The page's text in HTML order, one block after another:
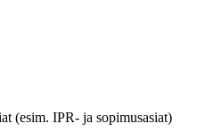
(esim. IPR- ja sopimusasiat)